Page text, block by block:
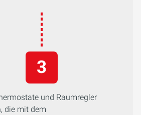
und Raumregler
die mit dem